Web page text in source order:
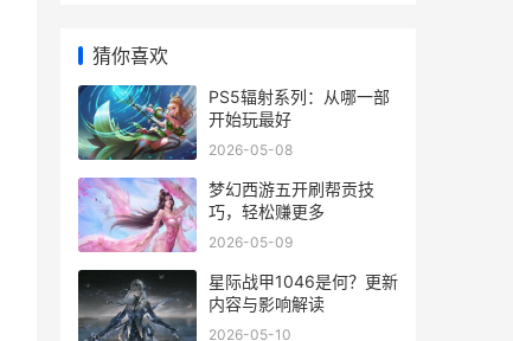
猜你喜欢
PS5辐射系列：从哪一部
开始玩最好
2026-05-08
梦幻西游五开刷帮贡技
巧，轻松赚更多
2026-05-09
星际战甲1046是何？更新
内容与影响解读
2026-05-10